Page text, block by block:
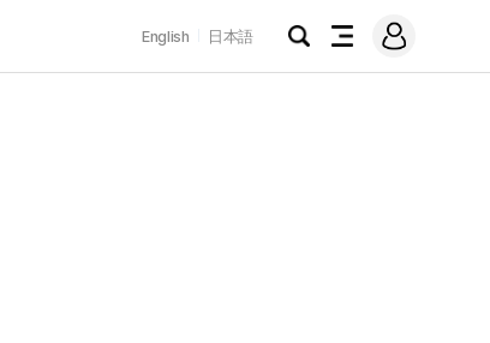
English 日本語
검
전
메
그